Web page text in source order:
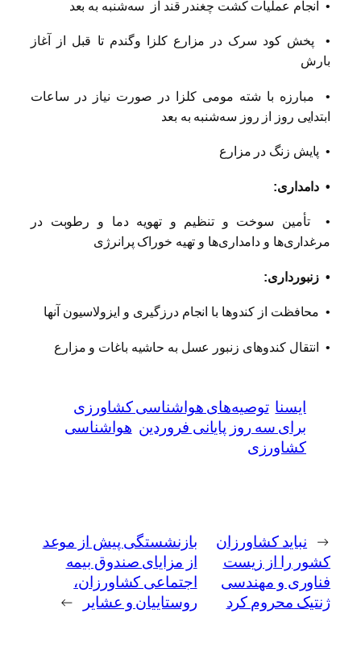
• انجام عملیات کشت چغندر قند از سه‌شنبه به بعد
• پخش کود سرک در مزارع کلزا وگندم تا قبل از آغاز
بارش
• مبارزه با شته مومی کلزا در صورت نیاز در ساعات
ابتدایی روز از روز سه‌شنبه به بعد
• پایش زنگ در مزارع
• دامداری:
• تأمین سوخت و تنظیم و تهویه دما و رطوبت در
مرغداری‌ها و دامداری‌ها و تهیه خوراک پرانرژی
• زنبورداری:
• محافظت از کندوها با انجام درزگیری و ایزولاسیون آنها
• انتقال کندوهای زنبور عسل به حاشیه باغات و مزارع
ایسنا توصیه‌های هواشناسی کشاورزی
برای سه روز پایانی فروردین هواشناسی
کشاورزی
← نباید کشاورزان
کشور را از زیست
فناوری و مهندسی
ژنتیک محروم کرد
بازنشستگی پیش از موعد
از مزایای صندوق بیمه
اجتماعی کشاورزان،‌
روستاییان و عشایر
→